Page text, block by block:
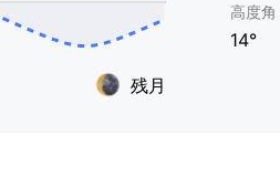
残月
高度角
14°